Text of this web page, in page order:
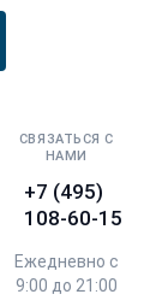
СВЯЗАТЬСЯ С
НАМИ
+7 (495)
108-60-15
Ежедневно с
9:00 до 21:00